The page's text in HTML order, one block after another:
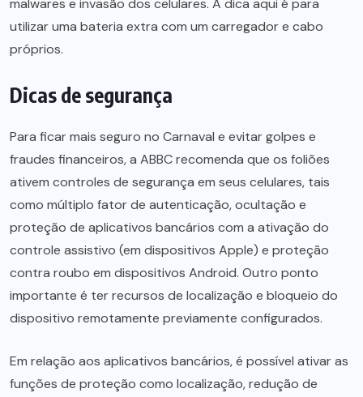
malwares e invasão dos celulares. A dica aqui é para
utilizar uma bateria extra com um carregador e cabo
próprios.
Dicas de segurança
Para ficar mais seguro no Carnaval e evitar golpes e
fraudes financeiros, a ABBC recomenda que os foliões
ativem controles de segurança em seus celulares, tais
como múltiplo fator de autenticação, ocultação e
proteção de aplicativos bancários com a ativação do
controle assistivo (em dispositivos Apple) e proteção
contra roubo em dispositivos Android. Outro ponto
importante é ter recursos de localização e bloqueio do
dispositivo remotamente previamente configurados.
Em relação aos aplicativos bancários, é possível ativar as
funções de proteção como localização, redução de